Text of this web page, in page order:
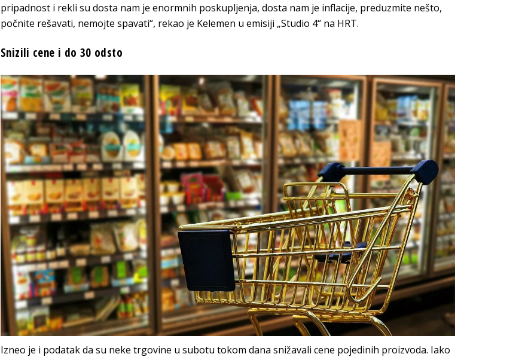
pripadnost i rekli su dosta nam je enormnih poskupljenja, dosta nam je inflacije, preduzmite nešto,
počnite rešavati, nemojte spavati“, rekao je Kelemen u emisiji „Studio 4“ na HRT.
Snizili cene i do 30 odsto
Izneo je i podatak da su neke trgovine u subotu tokom dana snižavali cene pojedinih proizvoda. Iako